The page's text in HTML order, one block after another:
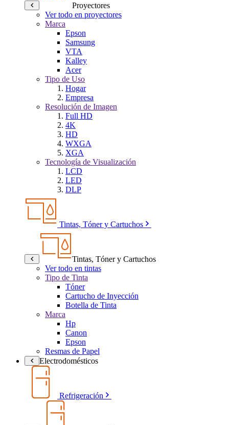
Proyectores
Ver todo en proyectores
Marca
Epson
Samsung
VTA
Kalley
Acer
Tipo de Uso
Hogar
Empresa
Resolución de Imagen
Full HD
4K
HD
WXGA
XGA
Tecnología de Visualización
LCD
LED
DLP
Tintas, Tóner y Cartuchos
Tintas, Tóner y Cartuchos
Ver todo en tintas
Tipo de Tinta
Tóner
Cartucho de Inyección
Botella de Tinta
Marca
Hp
Canon
Epson
Resmas de Papel
Electrodomésticos
Refrigeración